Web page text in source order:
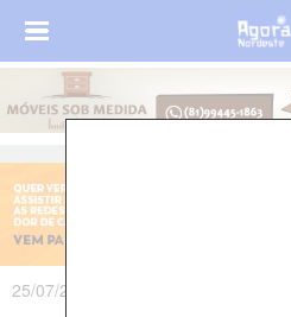
25/07/2025 às 13h09m - Atualizado